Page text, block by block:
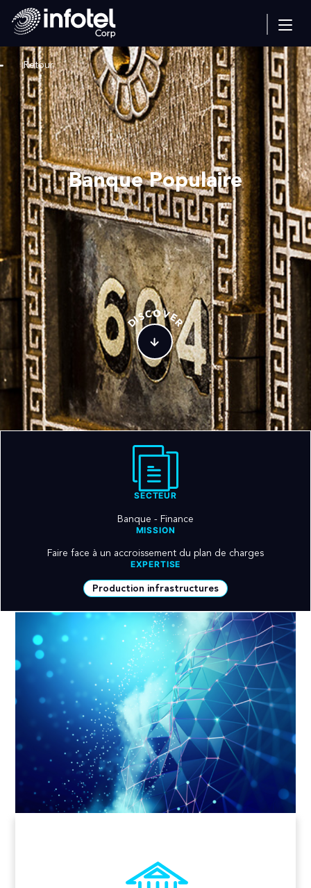
Retour
Banque Populaire
D
ISCOVE
R
SECTEUR
Banque - Finance
MISSION
Faire face à un accroissement du plan de charges
EXPERTISE
Production infrastructures